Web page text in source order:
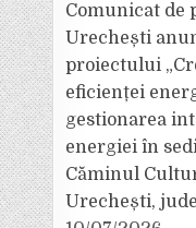
Comunicat de
Urechești
proiectului
eficienței
gestionarea
energiei în
Căminul
Urechești,